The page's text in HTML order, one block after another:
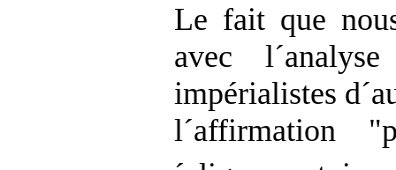
Le fait que
avec
impérialistes
l´affirmation